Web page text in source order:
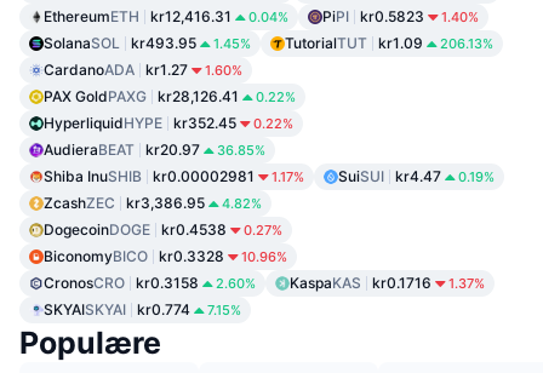
EthereumETH kr12,416.31 0.04% PiPI kr0.5823 1.40%
SolanaSOL kr493.95 1.45% TutorialTUT kr1.09 206.13%
CardanoADA kr1.27 1.60%
PAX GoldPAXG kr28,126.41 0.22%
HyperliquidHYPE kr352.45 0.22%
AudieraBEAT kr20.97 36.85%
Shiba InuSHIB kr0.00002981 1.17% SuiSUI kr4.47 0.19%
ZcashZEC kr3,386.95 4.82%
DogecoinDOGE kr0.4538 0.27%
BiconomyBICO kr0.3328 10.96%
CronosCRO kr0.3158 2.60% KaspaKAS kr0.1716 1.37%
SKYAISKYAI kr0.774 7.15%
Populære